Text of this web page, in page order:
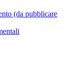
(da pubblicare